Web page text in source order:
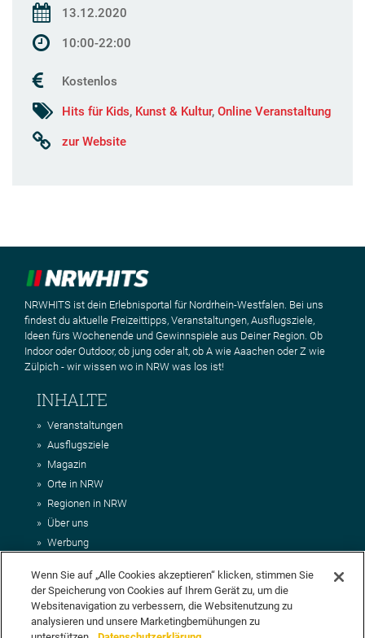
13.12.2020
10:00-22:00
Kostenlos
Hits für Kids, Kunst & Kultur, Online Veranstaltung
zur Website
NRWHITS ist dein Erlebnisportal für Nordrhein-Westfalen. Bei uns
findest du aktuelle Freizeittipps, Veranstaltungen, Ausflugsziele,
Ideen fürs Wochenende und Gewinnspiele aus Deiner Region. Ob
Indoor oder Outdoor, ob jung oder alt, ob A wie Aaachen oder Z wie
Zülpich - wir wissen wo in NRW was los ist!
INHALTE
Veranstaltungen
Ausflugsziele
Magazin
Orte in NRW
Regionen in NRW
Über uns
Werbung
Impressum
AGB
Datenschutz
Wenn Sie auf „Alle Cookies akzeptieren“ klicken, stimmen Sie
der Speicherung von Cookies auf Ihrem Gerät zu, um die
Websitenavigation zu verbessern, die Websitenutzung zu
analysieren und unsere Marketingbemühungen zu